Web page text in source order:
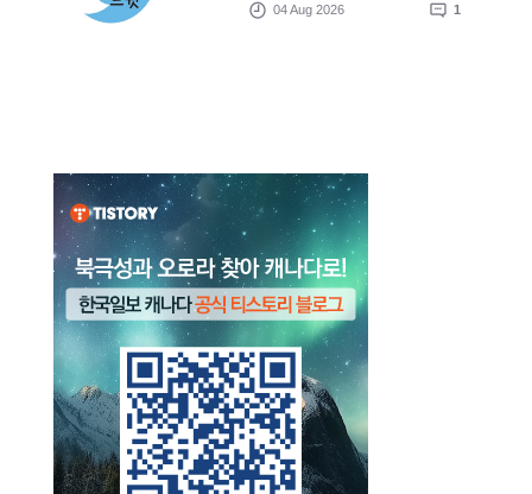
04 Aug 2026 1